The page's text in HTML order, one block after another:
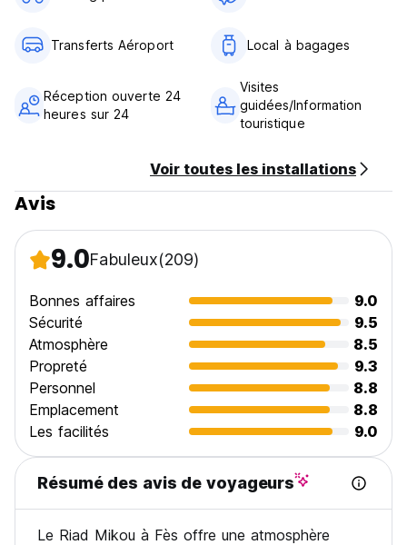
Transferts Aéroport Local à bagages
Réception ouverte 24
heures sur 24
Visites
guidées/Information
touristique
Voir toutes les installations
Avis
9.0Fabuleux(209)
Bonnes affaires
9.0
Sécurité
9.5
Atmosphère
8.5
Propreté
9.3
Personnel
8.8
Emplacement
8.8
Les facilités
9.0
Résumé des avis de voyageurs
Le Riad Mikou à Fès offre une atmosphère